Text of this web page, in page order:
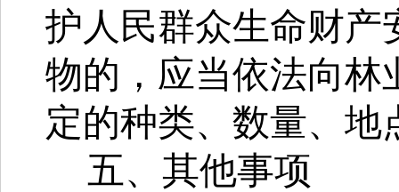
护人民群众生命财产
物的，应当依法向林
定的种类、数量、
五、其他事项